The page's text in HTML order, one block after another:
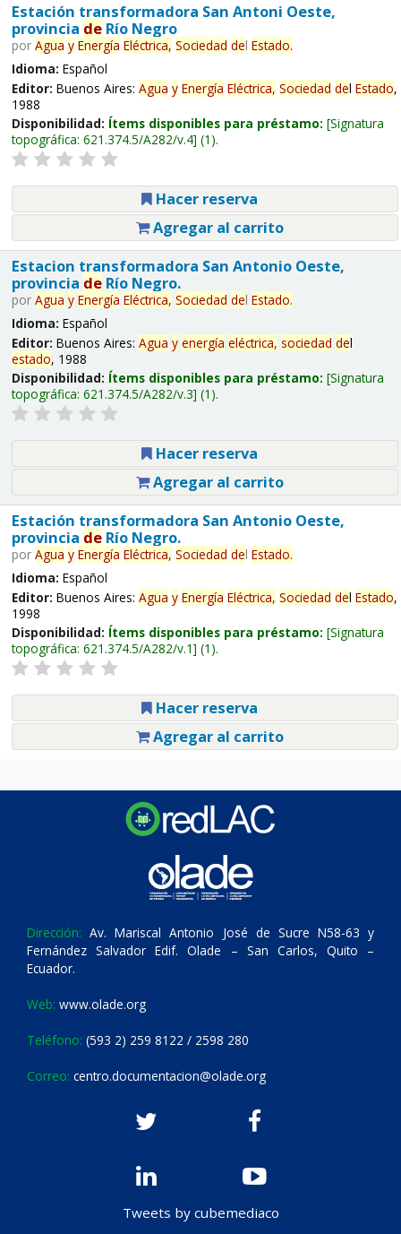
Estación transformadora San Antoni Oeste,
provincia deRío Negro
por Agua y Energía Eléctrica, Sociedad del Estado.
Idioma: Español
Editor: Buenos Aires: Agua y Energía Eléctrica, Sociedad del Estado,
1988
Disponibilidad: Ítems disponibles para préstamo: Signatura
topográfica: 621.374.5/A282/v.4 (1).
Hacer reserva
Agregar al carrito
Estacion transformadora San Antonio Oeste,
provincia deRío Negro.
por Agua y Energía Eléctrica, Sociedad del Estado.
Idioma: Español
Editor: Buenos Aires: Agua y energía eléctrica, sociedad del
estado, 1988
Disponibilidad: Ítems disponibles para préstamo: Signatura
topográfica: 621.374.5/A282/v.3 (1).
Hacer reserva
Agregar al carrito
Estación transformadora San Antonio Oeste,
provincia deRío Negro.
por Agua y Energía Eléctrica, Sociedad del Estado.
Idioma: Español
Editor: Buenos Aires: Agua y Energía Eléctrica, Sociedad del Estado,
1998
Disponibilidad: Ítems disponibles para préstamo: Signatura
topográfica: 621.374.5/A282/v.1 (1).
Hacer reserva
Agregar al carrito
Dirección: Av. Mariscal Antonio José de Sucre N58-63 y
Fernández Salvador Edif. Olade – San Carlos, Quito –
Ecuador.
Web: www.olade.org
Teléfono: (593 2) 259 8122 / 2598 280
Correo: centro.documentacion@olade.org
Tweets by cubemediaco